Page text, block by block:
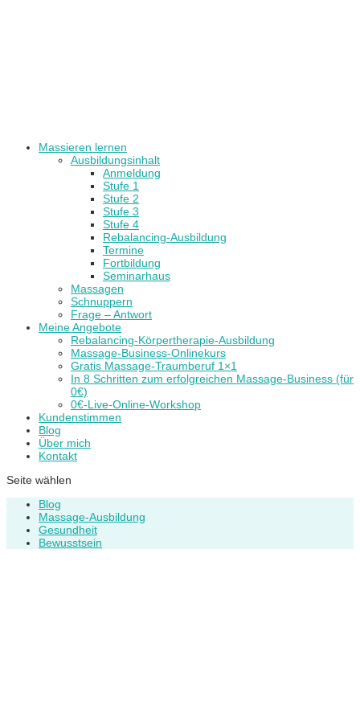
Massieren lernen
Ausbildungsinhalt
Anmeldung
Stufe 1
Stufe 2
Stufe 3
Stufe 4
Rebalancing-Ausbildung
Termine
Fortbildung
Seminarhaus
Massagen
Schnuppern
Frage – Antwort
Meine Angebote
Rebalancing-Körpertherapie-Ausbildung
Massage-Business-Onlinekurs
Gratis Massage-Traumberuf 1×1
In 8 Schritten zum erfolgreichen Massage-Business (für
0€)
0€-Live-Online-Workshop
Kundenstimmen
Blog
Über mich
Kontakt
Seite wählen
Blog
Massage-Ausbildung
Gesundheit
Bewusstsein